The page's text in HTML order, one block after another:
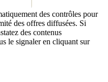
des contrôles pour
des offres diffusées. Si
des contenus
le signaler en cliquant sur